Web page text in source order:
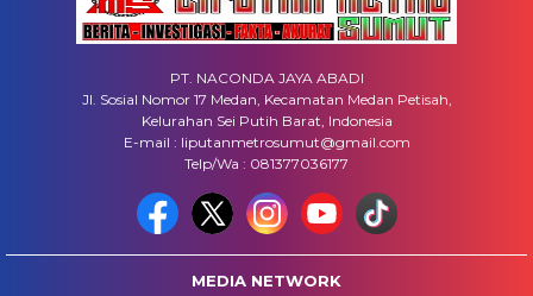
PT. NACONDA JAYA ABADI
Jl. Sosial Nomor 17 Medan, Kecamatan Medan Petisah,
Kelurahan Sei Putih Barat, Indonesia
E-mail : liputanmetrosumut@gmail.com
Telp/Wa : 081377036177
MEDIA NETWORK